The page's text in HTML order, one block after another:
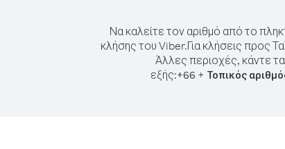
Να καλείτε τον αριθμό από το
κλήσης του Viber.Για κλήσεις προς
Άλλες περιοχές, κάντε τα
εξής:+66 + Τοπικός